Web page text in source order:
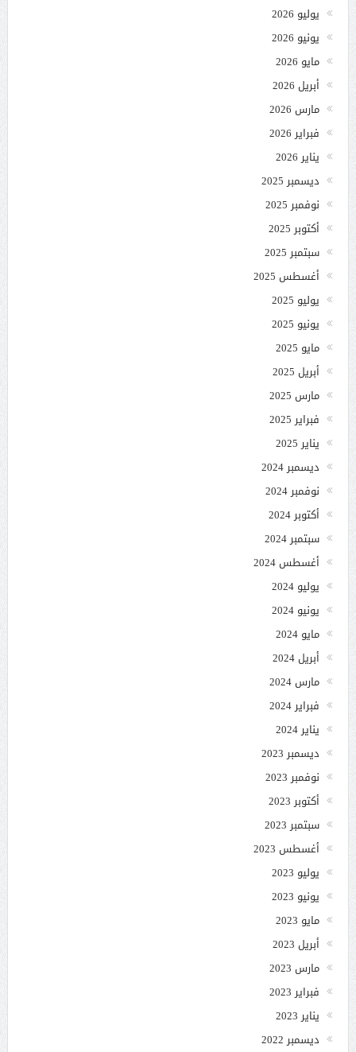
يوليو 2026
يونيو 2026
مايو 2026
أبريل 2026
مارس 2026
فبراير 2026
يناير 2026
ديسمبر 2025
نوفمبر 2025
أكتوبر 2025
سبتمبر 2025
أغسطس 2025
يوليو 2025
يونيو 2025
مايو 2025
أبريل 2025
مارس 2025
فبراير 2025
يناير 2025
ديسمبر 2024
نوفمبر 2024
أكتوبر 2024
سبتمبر 2024
أغسطس 2024
يوليو 2024
يونيو 2024
مايو 2024
أبريل 2024
مارس 2024
فبراير 2024
يناير 2024
ديسمبر 2023
نوفمبر 2023
أكتوبر 2023
سبتمبر 2023
أغسطس 2023
يوليو 2023
يونيو 2023
مايو 2023
أبريل 2023
مارس 2023
فبراير 2023
يناير 2023
ديسمبر 2022